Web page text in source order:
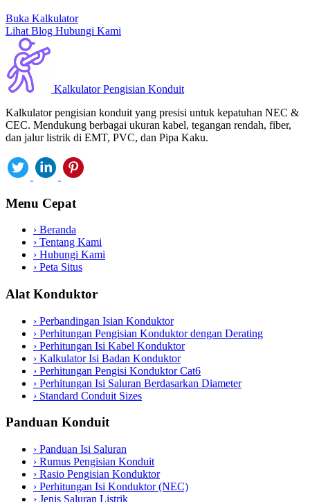
Buka Kalkulator
Lihat Blog Hubungi Kami
Kalkulator Pengisian Konduit
Kalkulator pengisian konduit yang presisi untuk kepatuhan NEC &
CEC. Mendukung berbagai ukuran kabel, tegangan rendah, fiber,
dan jalur listrik di EMT, PVC, dan Pipa Kaku.
Menu Cepat
› Beranda
› Tentang Kami
› Hubungi Kami
› Peta Situs
Alat Konduktor
› Perbandingan Isian Konduktor
› Perhitungan Pengisian Konduktor dengan Derating
› Perhitungan Isi Kabel Konduktor
› Kalkulator Isi Badan Konduktor
› Perhitungan Pengisi Konduktor Cat6
› Perhitungan Isi Saluran Berdasarkan Diameter
› Standard Conduit Sizes
Panduan Konduit
› Panduan Isi Saluran
› Rumus Pengisian Konduit
› Rasio Pengisian Konduktor
› Perhitungan Isi Konduktor (NEC)
› Jenis Saluran Listrik